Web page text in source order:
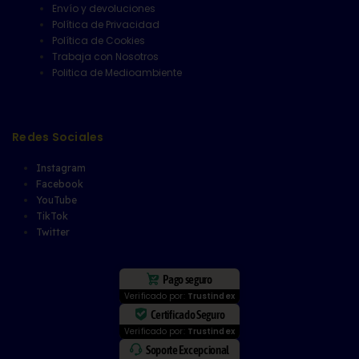
Envío y devoluciones
Política de Privacidad
Política de Cookies
Trabaja con Nosotros
Politica de Medioambiente
Redes Sociales
Instagram
Facebook
YouTube
TikTok
Twitter
Pago seguro
Verificado por: Trustindex
Certificado Seguro
Verificado por: Trustindex
Soporte Excepcional